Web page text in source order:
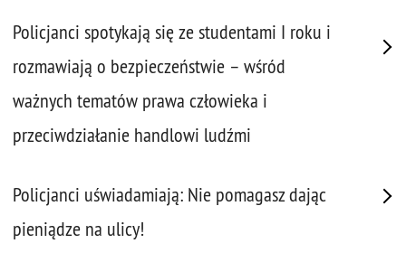
Policjanci spotykają się ze studentami I roku i
rozmawiają o bezpieczeństwie – wśród
ważnych tematów prawa człowieka i
przeciwdziałanie handlowi ludźmi
Policjanci uświadamiają: Nie pomagasz dając
pieniądze na ulicy!